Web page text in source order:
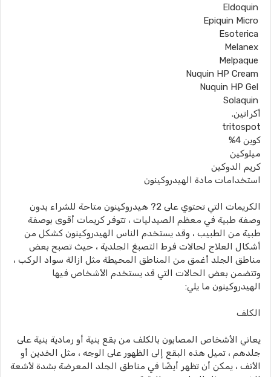
أكراتين.
tritospot
كوين 4%
ميلوكين
كريم الدوكين
استخدامات مادة الهيدروكينون
الكريمات التي تحتوي على 2? هيدروكينون متاحة للشراء بدون
وصفة طبية في معظم الصيدليات ، تتوفر كريمات أقوى بوصفة
طبية من الطبيب ، وقد يستخدم الناس الهيدروكينون كشكل من
أشكال العلاج لحالات فرط التصبغ الجلدية ، حيث تصبح بعض
مناطق الجلد أغمق من المناطق المحيطة مثل ازالة سواد الركب ،
وتتضمن بعض الحالات التي قد يستخدم الأشخاص فيها
الهيدروكينون ما يلي:
الكلف
يعاني الأشخاص المصابون بالكلف من بقع بنية أو رمادية بنية على
جلدهم ، تميل هذه البقع إلى الظهور على الوجه ، مثل الخدين أو
الأنف ، يمكن أن تظهر أيضًا في مناطق الجلد المعرضة بشدة لأشعة